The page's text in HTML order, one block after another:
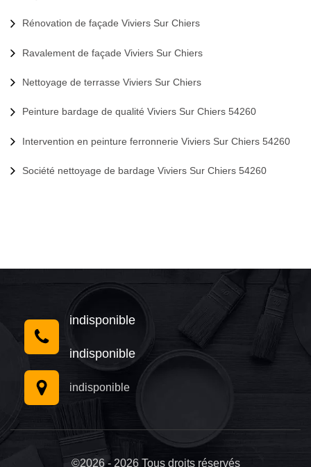
Rénovation de façade Viviers Sur Chiers
Ravalement de façade Viviers Sur Chiers
Nettoyage de terrasse Viviers Sur Chiers
Peinture bardage de qualité Viviers Sur Chiers 54260
Intervention en peinture ferronnerie Viviers Sur Chiers 54260
Société nettoyage de bardage Viviers Sur Chiers 54260
indisponible
indisponible
indisponible
©2026 - 2026 Tous droits réservés